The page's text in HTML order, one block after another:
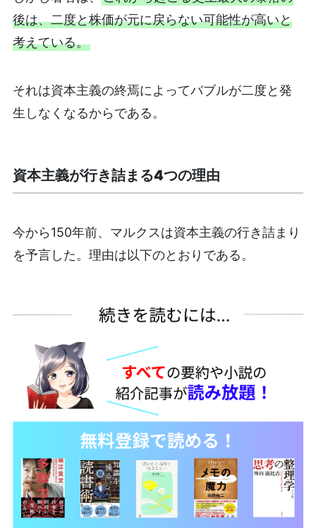
後は、二度と株価が元に戻らない可能性が高いと
考えている。
それは資本主義の終焉によってバブルが二度と発
生しなくなるからである。
資本主義が行き詰まる4つの理由
今から150年前、マルクスは資本主義の行き詰まり
を予言した。理由は以下のとおりである。